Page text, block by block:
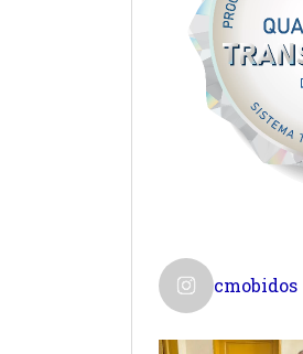
cmobidos